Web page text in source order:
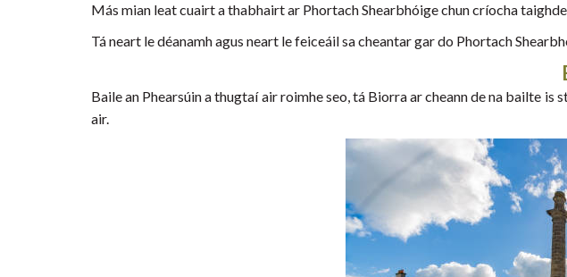
Más mian leat cuairt a thabhairt ar Phortach Shearbhóige chun críocha
Tá neart le déanamh agus neart le feiceáil sa cheantar gar do Phortach
Baile an Phearsúin a thugtaí air roimhe seo, tá Biorra ar cheann de na bailte
air.